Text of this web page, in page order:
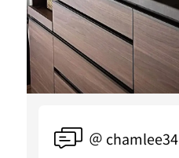
＠ chamlee34